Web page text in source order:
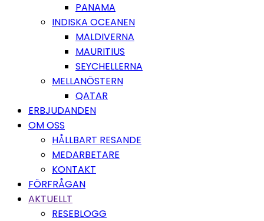
PANAMA
INDISKA OCEANEN
MALDIVERNA
MAURITIUS
SEYCHELLERNA
MELLANÖSTERN
QATAR
ERBJUDANDEN
OM OSS
HÅLLBART RESANDE
MEDARBETARE
KONTAKT
FÖRFRÅGAN
AKTUELLT
RESEBLOGG